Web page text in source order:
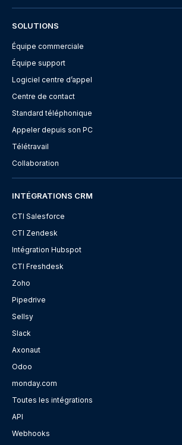
SOLUTIONS
Équipe commerciale
Équipe support
Logiciel centre d’appel
Centre de contact
Standard téléphonique
Appeler depuis son PC
Télétravail
Collaboration
INTÉGRATIONS CRM
CTI Salesforce
CTI Zendesk
Intégration Hubspot
CTI Freshdesk
Zoho
Pipedrive
Sellsy
Slack
Axonaut
Odoo
monday.com
Toutes les intégrations
API
Webhooks